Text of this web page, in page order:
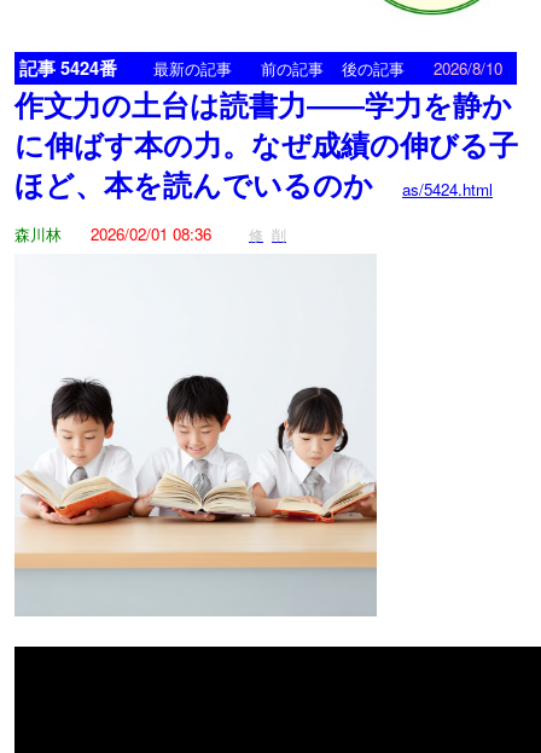
記事 5424番 最新の記事 前の記事 後の記事 2026/8/10
作文力の土台は読書力――学力を静か
に伸ばす本の力。なぜ成績の伸びる子
ほど、本を読んでいるのか
as/5424.html
森川林
2026/02/01 08:36 修 削